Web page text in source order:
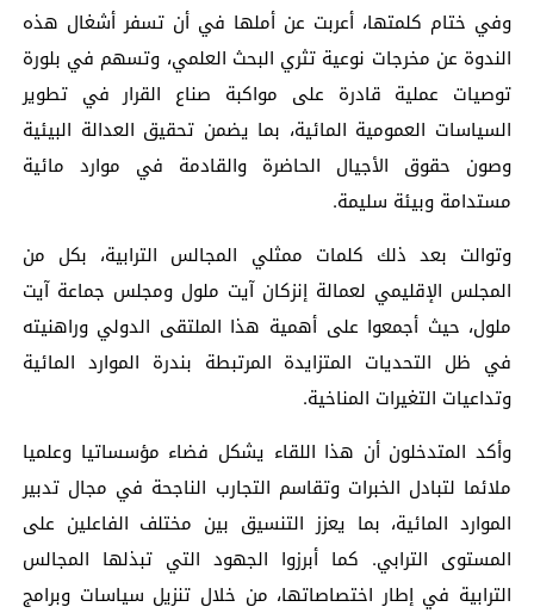
وفي ختام كلمتها، أعربت عن أملها في أن تسفر أشغال هذه
الندوة عن مخرجات نوعية تثري البحث العلمي، وتسهم في بلورة
توصيات عملية قادرة على مواكبة صناع القرار في تطوير
السياسات العمومية المائية، بما يضمن تحقيق العدالة البيئية
وصون حقوق الأجيال الحاضرة والقادمة في موارد مائية
مستدامة وبيئة سليمة.
وتوالت بعد ذلك كلمات ممثلي المجالس الترابية، بكل من
المجلس الإقليمي لعمالة إنزكان آيت ملول ومجلس جماعة آيت
ملول، حيث أجمعوا على أهمية هذا الملتقى الدولي وراهنيته
في ظل التحديات المتزايدة المرتبطة بندرة الموارد المائية
وتداعيات التغيرات المناخية.
وأكد المتدخلون أن هذا اللقاء يشكل فضاء مؤسساتيا وعلميا
ملائما لتبادل الخبرات وتقاسم التجارب الناجحة في مجال تدبير
الموارد المائية، بما يعزز التنسيق بين مختلف الفاعلين على
المستوى الترابي. كما أبرزوا الجهود التي تبذلها المجالس
الترابية في إطار اختصاصاتها، من خلال تنزيل سياسات وبرامج